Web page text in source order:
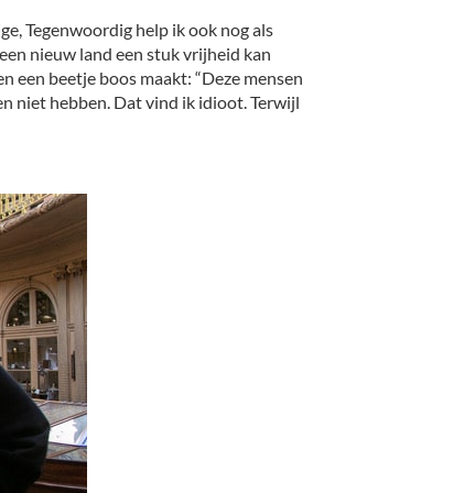
Tegenwoordig help ik ook nog als
nieuw land een stuk vrijheid kan
een beetje boos maakt: “Deze mensen
niet hebben. Dat vind ik idioot. Terwijl